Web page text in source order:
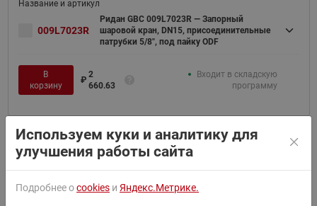
009L7023R
Ридан GBC 009L7023R — Запорный
шаровой кран, DN15, присоединительные
патрубки 5/8", под пайку ODF
В
корзину
₽
2
660.63
Входит в складскую
программу
009L7024R
Ридан GBC 009L7024R — Запорный
шаровой кран, DN20, присоединительные
Используем куки и аналитику для
улучшения работы сайта
Подробнее оcookies и Яндекс.Метрике.